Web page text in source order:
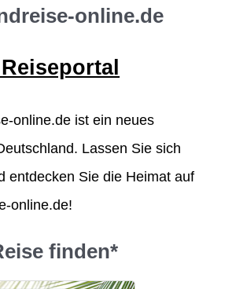
online.de
online.de ist ein neues
Lassen Sie sich
entdecken Sie die Heimat auf
online.de!
finden*